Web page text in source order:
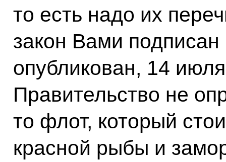
то есть надо их
закон Вами
опубликован, 14
Правительство не
то флот, который
красной рыбы и